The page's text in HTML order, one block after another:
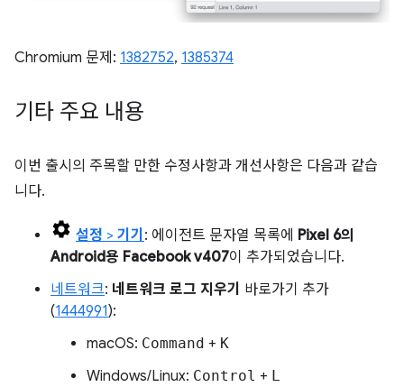
Chromium 문제: 1382752, 1385374
기타 주요 내용
이번 출시의 주목할 만한 수정사항과 개선사항은 다음과 같습
니다.
설정 > 기기 : 에이전트 문자열 목록에 Pixel 6의
Android용 Facebook v407이 추가되었습니다.
네트워크: 네트워크 로그 지우기 바로가기 추가
(1444991):
macOS: Command + K
Windows/Linux: Control + L